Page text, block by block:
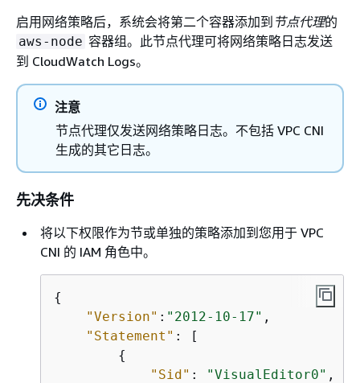
启用网络策略后，系统会将第二个容器添加到 节点代理的
aws-node 容器组。此节点代理可将网络策略日志发送
到 CloudWatch Logs。
注意
节点代理仅发送网络策略日志。不包括 VPC CNI
生成的其它日志。
先决条件
将以下权限作为节或单独的策略添加到您用于 VPC
CNI 的 IAM 角色中。
{
"Version" : "2012-10-17" ,
"Statement" : [
{
"Sid" : "VisualEditor0" ,